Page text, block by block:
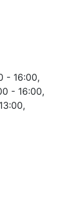
- 16:00,
- 16:00,